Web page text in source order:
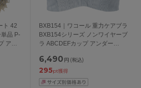
ト 42
品 P-
BXB154｜ワコール 重力ケアブラ
BXB154シリーズ ノンワイヤーブ
ラ ABCDEFカップ アンダー
6,490 円 (税込)
295pt獲得